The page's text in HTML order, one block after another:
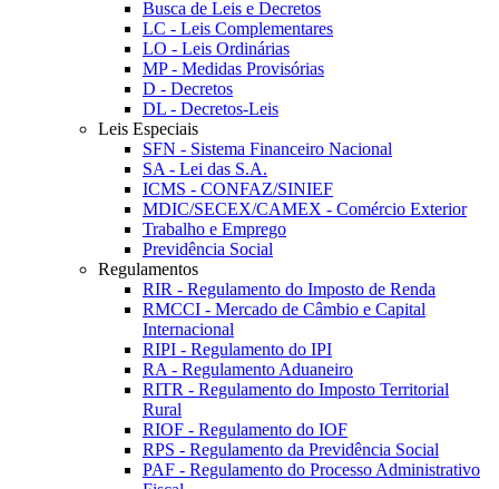
Busca de Leis e Decretos
LC - Leis Complementares
LO - Leis Ordinárias
MP - Medidas Provisórias
D - Decretos
DL - Decretos-Leis
Leis Especiais
SFN - Sistema Financeiro Nacional
SA - Lei das S.A.
ICMS - CONFAZ/SINIEF
MDIC/SECEX/CAMEX - Comércio Exterior
Trabalho e Emprego
Previdência Social
Regulamentos
RIR - Regulamento do Imposto de Renda
RMCCI - Mercado de Câmbio e Capital
Internacional
RIPI - Regulamento do IPI
RA - Regulamento Aduaneiro
RITR - Regulamento do Imposto Territorial
Rural
RIOF - Regulamento do IOF
RPS - Regulamento da Previdência Social
PAF - Regulamento do Processo Administrativo